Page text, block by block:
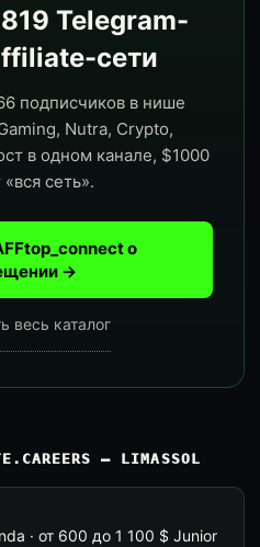
Telegram-
сети
подписчиков в нише
Nutra, Crypto,
в одном канале, $1000
«вся сеть».
о
→
весь каталог
— LIMASSOL
· от 600 до 1 100 $ Junior